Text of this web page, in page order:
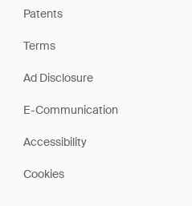
Patents
Terms
Ad Disclosure
E-Communication
Accessibility
Cookies